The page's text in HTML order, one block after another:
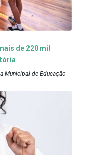
de 220 mil
Municipal de Educação